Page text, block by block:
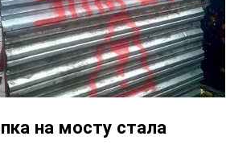
на мосту стала